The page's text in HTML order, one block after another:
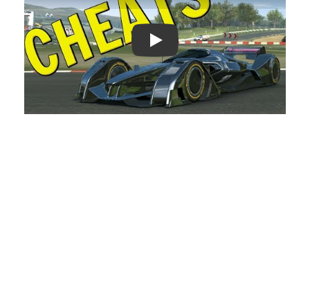
Play: Keynote (Google I/O '18)